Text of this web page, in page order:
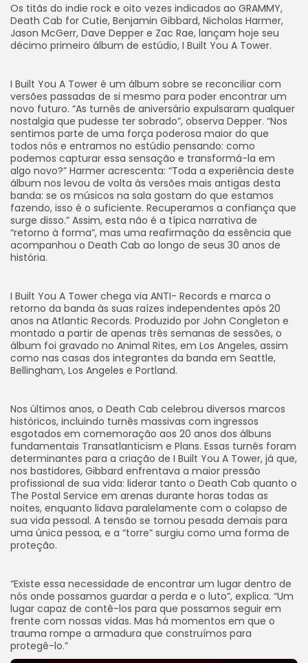
Os titãs do indie rock e oito vezes indicados ao GRAMMY,
Death Cab for Cutie, Benjamin Gibbard, Nicholas Harmer,
Jason McGerr, Dave Depper e Zac Rae, lançam hoje seu
décimo primeiro álbum de estúdio, I Built You A Tower.
I Built You A Tower é um álbum sobre se reconciliar com
versões passadas de si mesmo para poder encontrar um
novo futuro. “As turnês de aniversário expulsaram qualquer
nostalgia que pudesse ter sobrado”, observa Depper. “Nos
sentimos parte de uma força poderosa maior do que
todos nós e entramos no estúdio pensando: como
podemos capturar essa sensação e transformá-la em
algo novo?” Harmer acrescenta: “Toda a experiência deste
álbum nos levou de volta às versões mais antigas desta
banda: se os músicos na sala gostam do que estamos
fazendo, isso é o suficiente. Recuperamos a confiança que
surge disso.” Assim, esta não é a típica narrativa de
“retorno à forma”, mas uma reafirmação da essência que
acompanhou o Death Cab ao longo de seus 30 anos de
história.
I Built You A Tower chega via ANTI- Records e marca o
retorno da banda às suas raízes independentes após 20
anos na Atlantic Records. Produzido por John Congleton e
montado a partir de apenas três semanas de sessões, o
álbum foi gravado no Animal Rites, em Los Angeles, assim
como nas casas dos integrantes da banda em Seattle,
Bellingham, Los Angeles e Portland.
Nos últimos anos, o Death Cab celebrou diversos marcos
históricos, incluindo turnês massivas com ingressos
esgotados em comemoração aos 20 anos dos álbuns
fundamentais Transatlanticism e Plans. Essas turnês foram
determinantes para a criação de I Built You A Tower, já que,
nos bastidores, Gibbard enfrentava a maior pressão
profissional de sua vida: liderar tanto o Death Cab quanto o
The Postal Service em arenas durante horas todas as
noites, enquanto lidava paralelamente com o colapso de
sua vida pessoal. A tensão se tornou pesada demais para
uma única pessoa, e a “torre” surgiu como uma forma de
proteção.
“Existe essa necessidade de encontrar um lugar dentro de
nós onde possamos guardar a perda e o luto”, explica. “Um
lugar capaz de contê-los para que possamos seguir em
frente com nossas vidas. Mas há momentos em que o
trauma rompe a armadura que construímos para
protegê-lo.”